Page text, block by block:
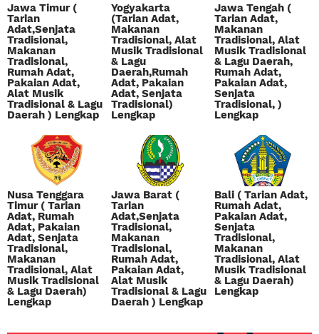
Jawa Timur (
Tarian
Adat,Senjata
Tradisional,
Makanan
Tradisional,
Rumah Adat,
Pakaian Adat,
Alat Musik
Tradisional & Lagu
Daerah ) Lengkap
Yogyakarta
(Tarian Adat,
Makanan
Tradisional, Alat
Musik Tradisional
& Lagu
Daerah,Rumah
Adat, Pakaian
Adat, Senjata
Tradisional)
Lengkap
Jawa Tengah (
Tarian Adat,
Makanan
Tradisional, Alat
Musik Tradisional
& Lagu Daerah,
Rumah Adat,
Pakaian Adat,
Senjata
Tradisional, )
Lengkap
Nusa Tenggara
Timur ( Tarian
Adat, Rumah
Adat, Pakaian
Adat, Senjata
Tradisional,
Makanan
Tradisional, Alat
Musik Tradisional
& Lagu Daerah)
Lengkap
Jawa Barat (
Tarian
Adat,Senjata
Tradisional,
Makanan
Tradisional,
Rumah Adat,
Pakaian Adat,
Alat Musik
Tradisional & Lagu
Daerah ) Lengkap
Bali ( Tarian Adat,
Rumah Adat,
Pakaian Adat,
Senjata
Tradisional,
Makanan
Tradisional, Alat
Musik Tradisional
& Lagu Daerah)
Lengkap